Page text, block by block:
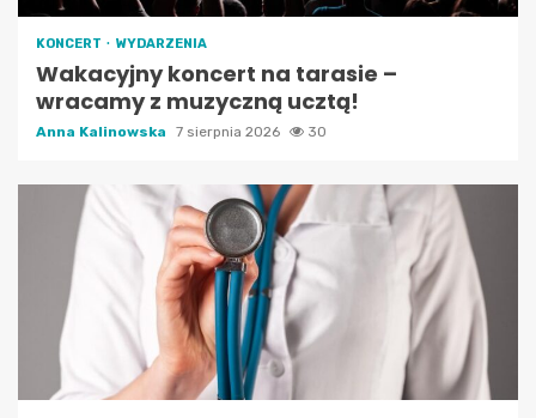
KONCERT WYDARZENIA
Wakacyjny koncert na tarasie –
wracamy z muzyczną ucztą!
Anna Kalinowska 7 sierpnia 2026 30